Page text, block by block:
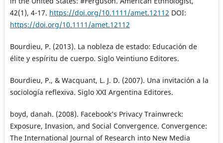
42(1), 4-17. https://doi.org/10.1111/amet.12112 DOI:
https://doi.org/10.1111/amet.12112
Bourdieu, P. (2013). La nobleza de estado: Educación de
élite y espíritu de cuerpo. Siglo Veintiuno Editores.
Bourdieu, P., & Wacquant, L. J. D. (2007). Una invitación a la
sociología reflexiva. Siglo XXI Argentina Editores.
boyd, danah. (2008). Facebook’s Privacy Trainwreck:
Exposure, Invasion, and Social Convergence. Convergence:
The International Journal of Research into New Media